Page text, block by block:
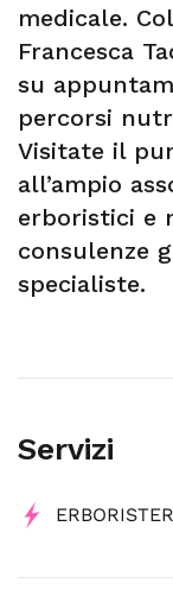
medicale.
Francesca
su
percorsi
Visitate il
all’ampio
erboristici e
consulenze
specialiste.
Servizi